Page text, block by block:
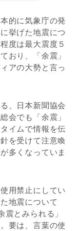
的に気象庁の発
挙げた地震につ
度は最大震度５
おり、「余震」
アの大勢と言っ
、日本新聞協会
会でも「余震」
イムで情報を伝
を受けて注意喚
多くなっていま
用禁止にしてい
地震について
とみられる」
要は、言葉の使